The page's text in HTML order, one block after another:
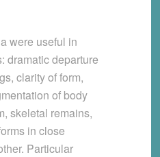
were useful in
dramatic departure
clarity of form,
of body
skeletal remains,
in close
Particular